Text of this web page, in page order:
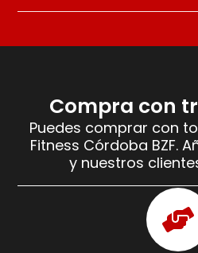
Compra con
Puedes comprar con
Fitness Córdoba BZF.
y nuestros